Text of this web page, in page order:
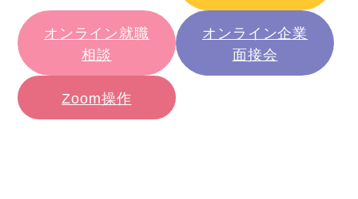
オンライン就職
相談
オンライン企業
面接会
Zoom操作